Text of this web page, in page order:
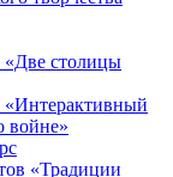
столицы
войне»
«Традиции